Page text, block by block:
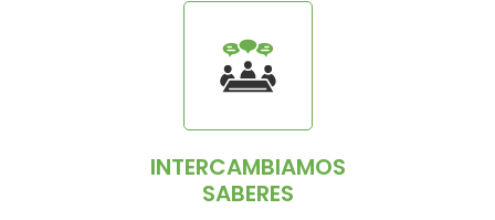
INTERCAMBIAMOS
SABERES